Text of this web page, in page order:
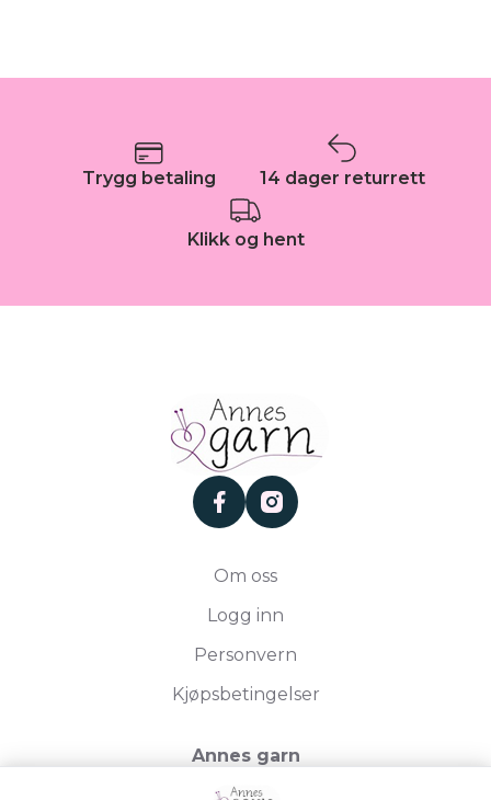
Trygg betaling 14 dager returrett
Klikk og hent
facebookinstagram
Om oss
Logg inn
Personvern
Kjøpsbetingelser
Annes garn
Storgata 19, 2750 Gran